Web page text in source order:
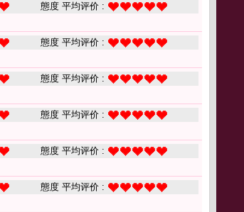
態度 平均评价 :
態度 平均评价 :
態度 平均评价 :
態度 平均评价 :
態度 平均评价 :
態度 平均评价 :